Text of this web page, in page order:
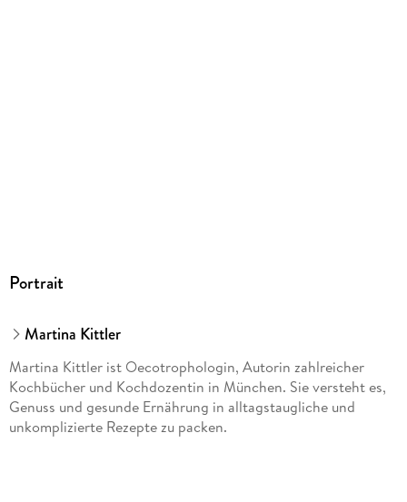
Portrait
Martina Kittler
Martina Kittler ist Oecotrophologin, Autorin zahlreicher
Kochbücher und Kochdozentin in München. Sie versteht es,
Genuss und gesunde Ernährung in alltagstaugliche und
unkomplizierte Rezepte zu packen.